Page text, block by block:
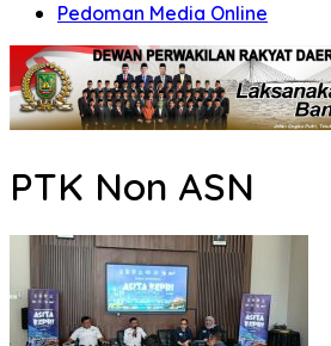
Pedoman Media Online
PTK Non ASN